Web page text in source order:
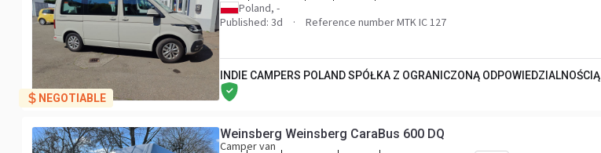
NEGOTIABLE
Poland, -
Published: 3d
Reference number MTK IC 127
INDIE CAMPERS POLAND SPÓŁKA Z OGRANICZONĄ ODPOWIEDZIALNOŚCIĄ
Weinsberg Weinsberg CaraBus 600 DQ
Camper van